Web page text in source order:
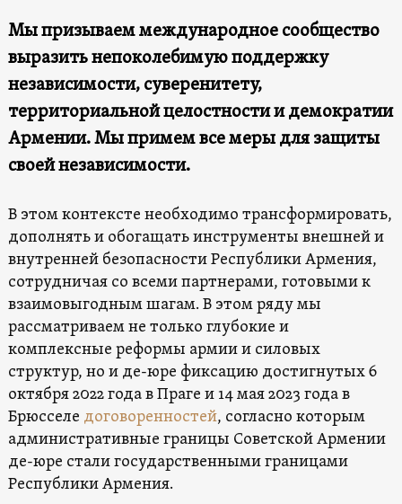
Мы призываем международное сообщество
выразить непоколебимую поддержку
независимости, суверенитету,
территориальной целостности и демократии
Армении. Мы примем все меры для защиты
своей независимости.
В этом контексте необходимо трансформировать,
дополнять и обогащать инструменты внешней и
внутренней безопасности Республики Армения,
сотрудничая со всеми партнерами, готовыми к
взаимовыгодным шагам. В этом ряду мы
рассматриваем не только глубокие и
комплексные реформы армии и силовых
структур, но и де-юре фиксацию достигнутых 6
октября 2022 года в Праге и 14 мая 2023 года в
Брюсселе договоренностей, согласно которым
административные границы Советской Армении
де-юре стали государственными границами
Республики Армения.